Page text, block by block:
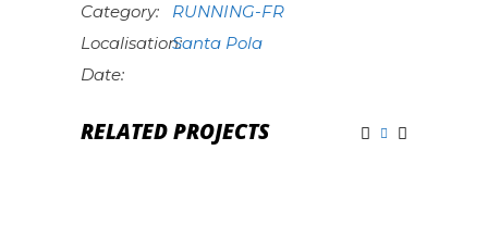
Category:
RUNNING-FR
Localisation:Santa Pola
Date:
RELATED PROJECTS